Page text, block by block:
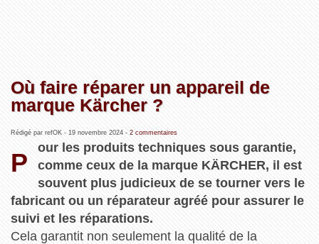
Où faire réparer un appareil de
marque Kärcher ?
Rédigé par refOK - 19 novembre 2024- 2 commentaires
P
our les produits techniques sous garantie,
comme ceux de la marque KÄRCHER, il est
souvent plus judicieux de se tourner vers le
fabricant ou un réparateur agréé pour assurer le
suivi et les réparations.
Cela garantit non seulement la qualité de la